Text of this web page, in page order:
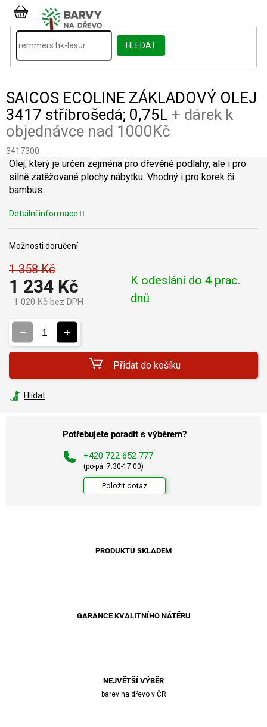
Přejít
obsah
HLEDAT
NÁKUPNÍ
KOŠÍK
SAICOS ECOLINE ZÁKLADOVÝ OLEJ
3417 stříbrošedá; 0,75L + dárek k
objednávce nad 1000Kč
3417300
1 358 Kč
1 234 Kč
1 020 Kč bez DPH
K odeslání do 4 prac.
dnů
Možnosti doručení
Přidat do košíku
Olej, který je určen zejména pro dřevěné podlahy, ale i pro
silně zatěžované plochy nábytku. Vhodný i pro korek či
bambus.
Detailní informace
Hlídat
Potřebujete poradit s výběrem?
+420 722 652 777
(po-pá: 7:30-17:00)
Položit dotaz
PRODUKTŮ SKLADEM
GARANCE KVALITNÍHO NÁTĚRU
NEJVĚTŠÍ VÝBĚR
barev na dřevo v ČR